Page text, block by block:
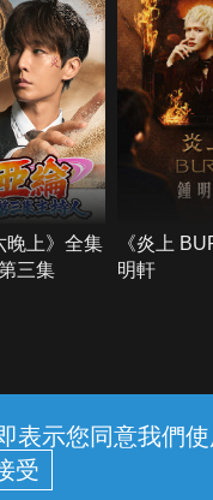
表示您同意我們
晚上》全集
三集
《炎上
明軒